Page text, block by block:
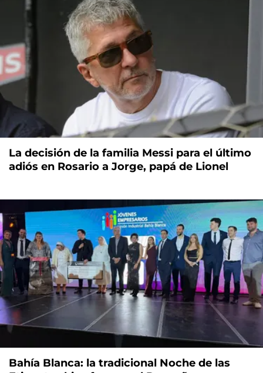
La decisión de la familia Messi para el último
adiós en Rosario a Jorge, papá de Lionel
Bahía Blanca: la tradicional Noche de las